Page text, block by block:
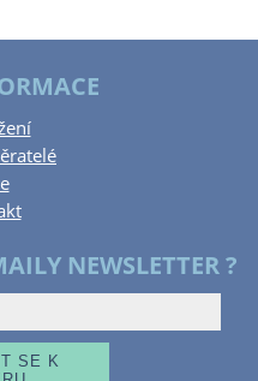
NEWSLETTER ?